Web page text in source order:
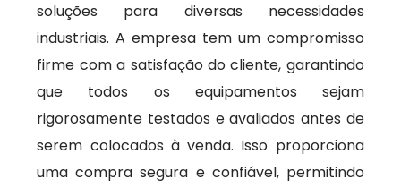
soluções para diversas necessidades
industriais. A empresa tem um compromisso
firme com a satisfação do cliente, garantindo
que todos os equipamentos sejam
rigorosamente testados e avaliados antes de
serem colocados à venda. Isso proporciona
uma compra segura e confiável, permitindo